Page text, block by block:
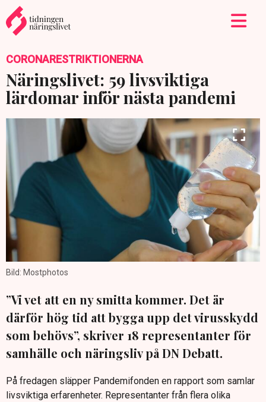
CORONARESTRIKTIONERNA
Näringslivet: 59 livsviktiga
lärdomar inför nästa pandemi
Bild: Mostphotos
”Vi vet att en ny smitta kommer. Det är
därför hög tid att bygga upp det virusskydd
som behövs”, skriver 18 representanter för
samhälle och näringsliv på DN Debatt.
På fredagen släpper Pandemi­fonden en rapport som samlar
livsviktiga erfarenheter. Representanter från flera olika